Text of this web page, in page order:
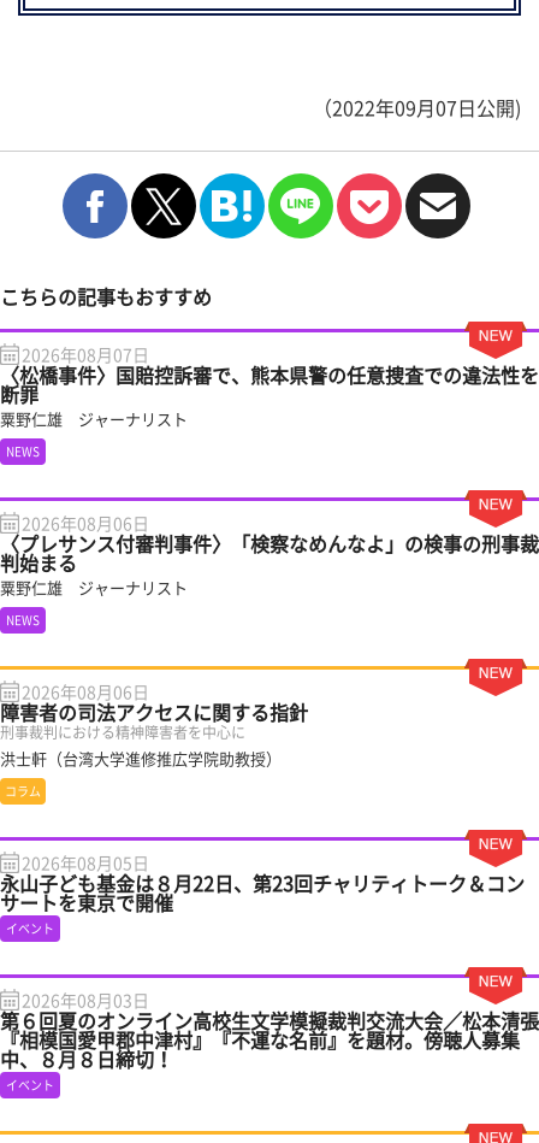
（2022年09月07日公開)
こちらの記事もおすすめ
2026年08月07日
〈松橋事件〉国賠控訴審で、熊本県警の任意捜査での違法性を
断罪
粟野仁雄 ジャーナリスト
NEWS
2026年08月06日
〈プレサンス付審判事件〉「検察なめんなよ」の検事の刑事裁
判始まる
粟野仁雄 ジャーナリスト
NEWS
2026年08月06日
障害者の司法アクセスに関する指針
刑事裁判における精神障害者を中心に
洪士軒（台湾大学進修推広学院助教授）
コラム
2026年08月05日
永山子ども基金は８月22日、第23回チャリティトーク＆コン
サートを東京で開催
イベント
2026年08月03日
第６回夏のオンライン高校生文学模擬裁判交流大会／松本清張
『相模国愛甲郡中津村』『不運な名前』を題材。傍聴人募集
中、８月８日締切！
イベント